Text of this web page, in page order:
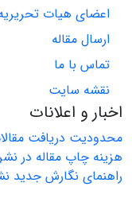
اعضای هیات
ارسال مقاله
تماس با ما
نقشه سایت
اخبار و اعلانات
محدودیت دریافت
هزینه چاپ مقاله در
راهنمای نگارش جدید